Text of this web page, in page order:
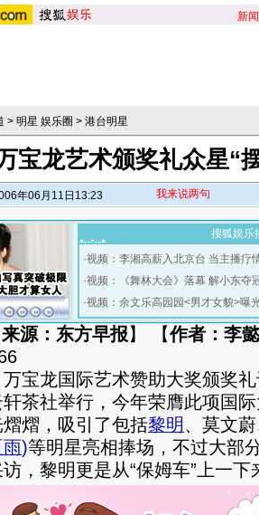
新闻
> 明星 娱乐圈 > 港台明星
宝龙艺术颁奖礼众星“
年06月11日13:23 我来说两句
搜狐娱乐
·视频：李湘高薪入北京台 当主播疗
·视频：《舞林大会》落幕 解小东夺
·视频：余文乐高园园<男才女貌>曝
来源：东方早报】 【作者：李懿
龙国际艺术赞助大奖颁奖礼
茶社举行，今年荣膺此项国
熠，吸引了包括黎明 、莫文
雨)等明星亮相捧场，不过大部
，黎明更是从“保姆车”上一